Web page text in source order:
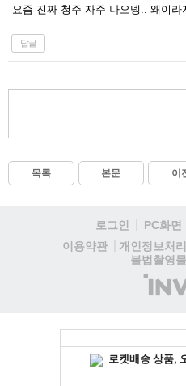
요즘 진짜 청주 자주 나오넹.. 왜이라
답글
목록 본문 이
로그인 PC화면
이용약관
개인정보처
불법촬영